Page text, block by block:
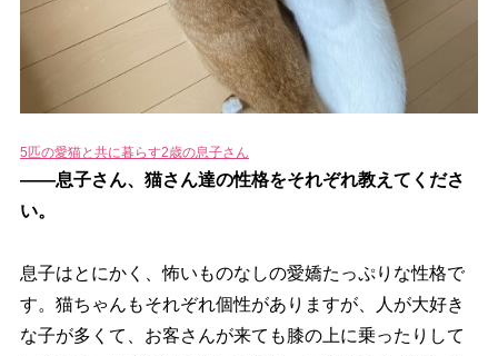
5匹の愛猫と共に暮らす2歳の息子さん
――息子さん、猫さん達の性格をそれぞれ教えてくださ
い。
息子はとにかく、怖いものなしの愛嬌たっぷりな性格で
す。猫ちゃんもそれぞれ個性がありますが、人が大好き
な子が多くて、お客さんが来ても膝の上に乗ったりして